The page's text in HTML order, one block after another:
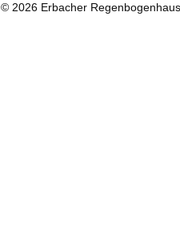
© 2026 Erbacher Regenbogenhaus